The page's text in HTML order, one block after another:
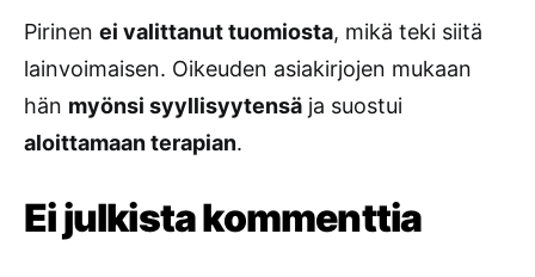
Pirinen ei valittanut tuomiosta, mikä teki siitä
lainvoimaisen. Oikeuden asiakirjojen mukaan
hän myönsi syyllisyytensä ja suostui
aloittamaan terapian.
Ei julkista kommenttia